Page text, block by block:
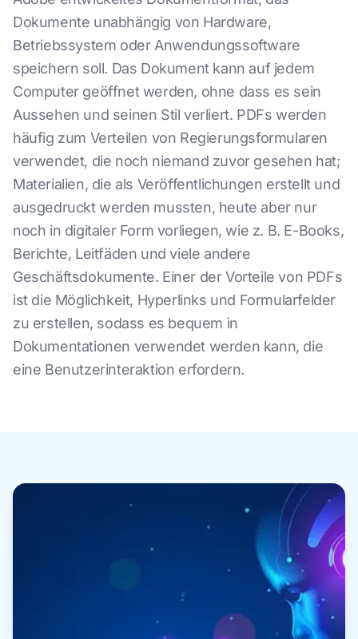
Dokumente unabhängig von Hardware,
Betriebssystem oder Anwendungssoftware
speichern soll. Das Dokument kann auf jedem
Computer geöffnet werden, ohne dass es sein
Aussehen und seinen Stil verliert. PDFs werden
häufig zum Verteilen von Regierungsformularen
verwendet, die noch niemand zuvor gesehen hat;
Materialien, die als Veröffentlichungen erstellt und
ausgedruckt werden mussten, heute aber nur
noch in digitaler Form vorliegen, wie z. B. E-Books,
Berichte, Leitfäden und viele andere
Geschäftsdokumente. Einer der Vorteile von PDFs
ist die Möglichkeit, Hyperlinks und Formularfelder
zu erstellen, sodass es bequem in
Dokumentationen verwendet werden kann, die
eine Benutzerinteraktion erfordern.